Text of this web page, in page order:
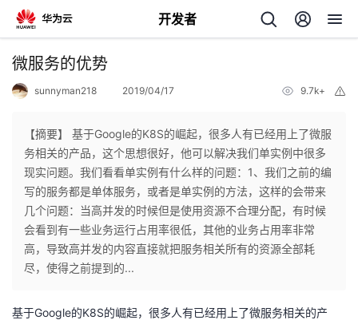
开发者
返
个
人
主
页
我
的
开
微服务的优势
sunnyman218 2019/04/17 9.7k+
【摘要】 基于Google的K8S的崛起，很多人有已经用上了微服
务相关的产品，这个思想很好，他可以解决我们单实例中很多
现实问题。我们看看单实例有什么样的问题：1、我们之前的编
写的服务都是单体服务，或者是单实例的方法，这样的会带来
几个问题：当高并发的时候但是使用资源不合理分配，有时候
会看到有一些业务运行占用率很低，其他的业务占用率非常
高，导致高并发的内容直接就把服务相关所有的资源全部耗
尽，使得之前提到的...
基于Google的K8S的崛起，很多人有已经用上了微服务相关的产